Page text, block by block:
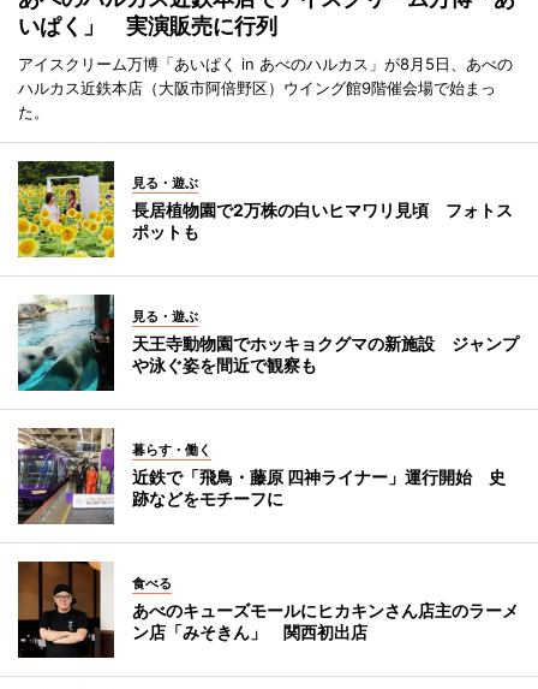
いぱく」 実演販売に行列
アイスクリーム万博「あいぱく in あべのハルカス」が8月5日、あべの
ハルカス近鉄本店（大阪市阿倍野区）ウイング館9階催会場で始まっ
た。
見る・遊ぶ
長居植物園で2万株の白いヒマワリ見頃 フォトス
ポットも
見る・遊ぶ
天王寺動物園でホッキョクグマの新施設 ジャンプ
や泳ぐ姿を間近で観察も
暮らす・働く
近鉄で「飛鳥・藤原 四神ライナー」運行開始 史
跡などをモチーフに
食べる
あべのキューズモールにヒカキンさん店主のラーメ
ン店「みそきん」 関西初出店